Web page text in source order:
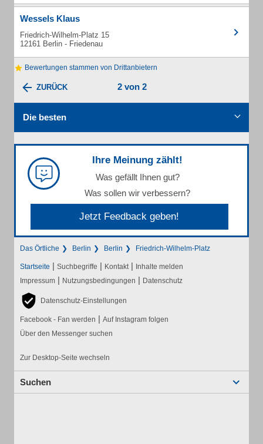
Wessels Klaus
Friedrich-Wilhelm-Platz 15
12161 Berlin - Friedenau
Bewertungen stammen von Drittanbietern
ZURÜCK 2 von 2
Die besten
Ihre Meinung zählt!
Was gefällt Ihnen gut?
Was sollen wir verbessern?
Jetzt Feedback geben!
Das Örtliche Berlin Berlin Friedrich-Wilhelm-Platz
Startseite | Suchbegriffe | Kontakt | Inhalte melden
Impressum | Nutzungsbedingungen | Datenschutz
Datenschutz-Einstellungen
Facebook - Fan werden | Auf Instagram folgen
Über den Messenger suchen
Zur Desktop-Seite wechseln
Suchen